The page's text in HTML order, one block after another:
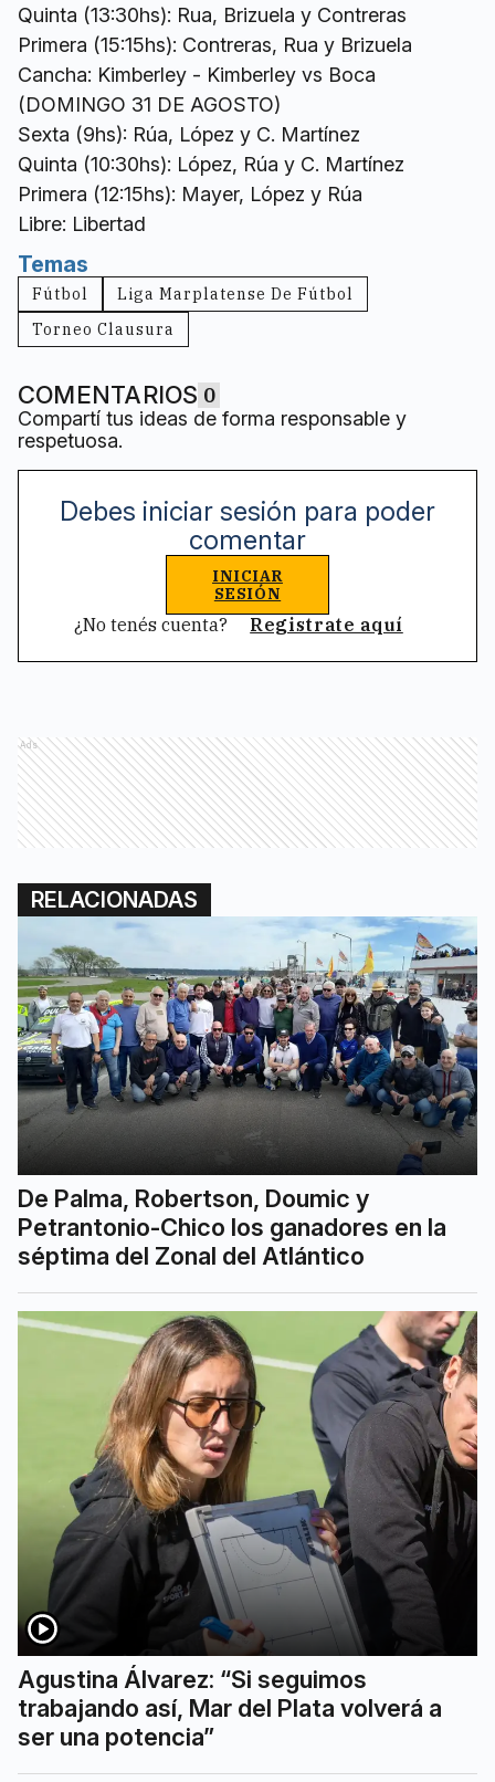
Quinta (13:30hs): Rua, Brizuela y Contreras
Primera (15:15hs): Contreras, Rua y Brizuela
Cancha: Kimberley - Kimberley vs Boca
(DOMINGO 31 DE AGOSTO)
Sexta (9hs): Rúa, López y C. Martínez
Quinta (10:30hs): López, Rúa y C. Martínez
Primera (12:15hs): Mayer, López y Rúa
Libre: Libertad
Temas
Fútbol
Liga Marplatense De Fútbol
Torneo Clausura
COMENTARIOS 0
Compartí tus ideas de forma responsable y
respetuosa.
Debes iniciar sesión para poder
comentar
INICIAR
SESIÓN
¿No tenés cuenta? Registrate aquí
Ads
RELACIONADAS
De Palma, Robertson, Doumic y
Petrantonio-Chico los ganadores en la
séptima del Zonal del Atlántico
Agustina Álvarez: “Si seguimos
trabajando así, Mar del Plata volverá a
ser una potencia”